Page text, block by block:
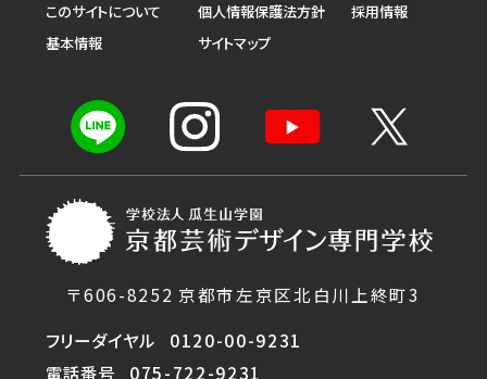
〒606-8252 京都市左京区北白川上終町3
フリーダイヤル
0120-00-9231
電話番号
075-722-9231
このサイトについて 個人情報保護法方針
採用情報
基本情報
サイトマップ